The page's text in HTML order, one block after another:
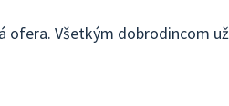
ofera. Všetkým dobrodincom už